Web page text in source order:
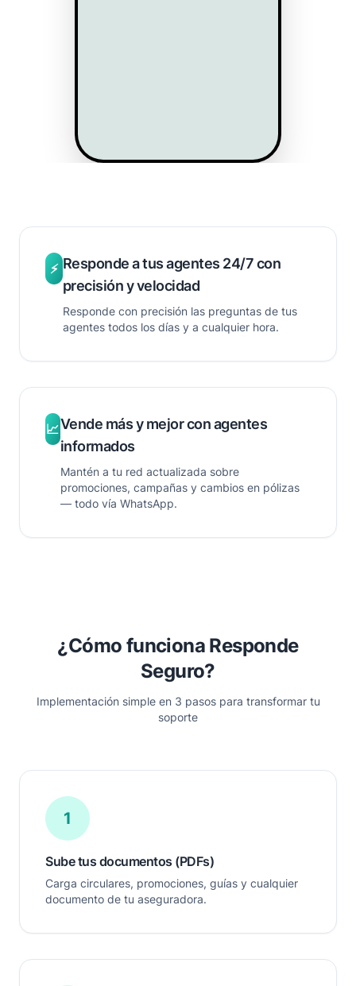
Beneficios clave
⚡ Responde a tus agentes 24/7 con
precisión y velocidad
Responde con precisión las preguntas de tus
agentes todos los días y a cualquier hora.
📈Vende más y mejor con agentes
informados
Mantén a tu red actualizada sobre
promociones, campañas y cambios en pólizas
— todo vía WhatsApp.
¿Cómo funciona Responde
Seguro?
Implementación simple en 3 pasos para transformar tu
soporte
1
Sube tus documentos (PDFs)
Carga circulares, promociones, guías y cualquier
documento de tu aseguradora.